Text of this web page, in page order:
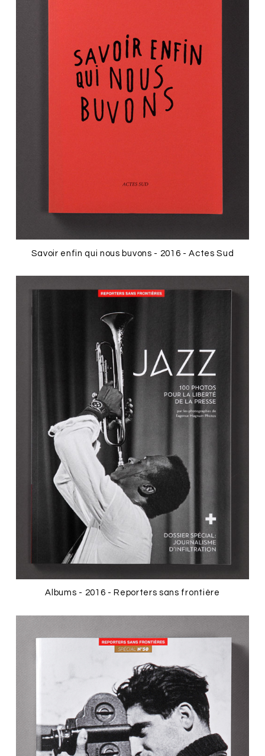
Savoir enfin qui nous buvons - 2016 - Actes Sud
Albums - 2016 - Reporters sans frontière